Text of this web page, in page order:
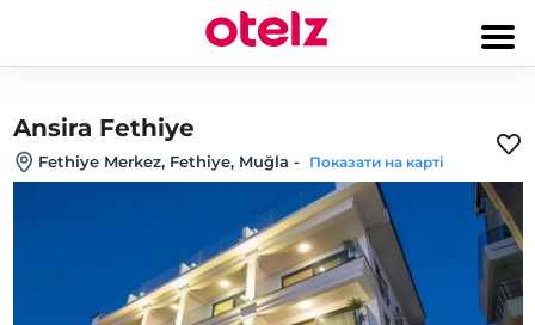
Ansira Fethiye
Fethiye Merkez, Fethiye, Muğla - Показати на карті